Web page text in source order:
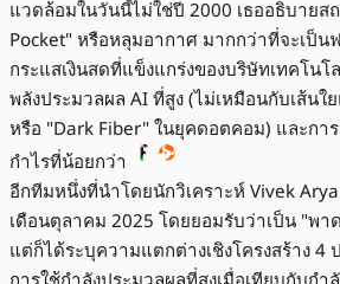
แวดล้อมในวันนี้ไม่ใช่ปี 2000 เธออธิบาย
Pocket" หรือหลุมอากาศ มากกว่าที่จะเป็น
กระแสเงินสดที่แข็งแกร่งของบริษัทเทคโน
พลังประมวลผล AI ที่สูง (ไม่เหมือนกับเส้นใ
หรือ "Dark Fiber" ในยุคดอตคอม) และกา
กำไรที่น้อยกว่า
อีกทีมหนึ่งที่นำโดยนักวิเคราะห์ Vivek
เดือนตุลาคม 2025 โดยยอมรับว่าเป็น "พ
แต่ก็ได้ระบุความแตกต่างเชิงโครงสร้าง 4
การใช้กำลังประมวลผลที่สูงเมื่อเทียบกับกำ